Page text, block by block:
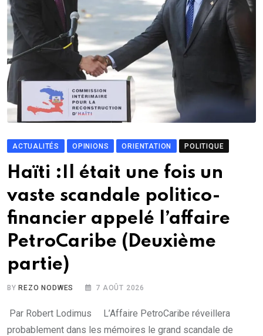
ACTUALITÉS OPINIONS ORIENTATION POLITIQUE
Haïti :Il était une fois un
vaste scandale politico-
financier appelé l’affaire
PetroCaribe (Deuxième
partie)
BYREZO NODWES 7 AOÛT 2026
Par Robert Lodimus L’Affaire PetroCaribe réveillera
probablement dans les mémoires le grand scandale de